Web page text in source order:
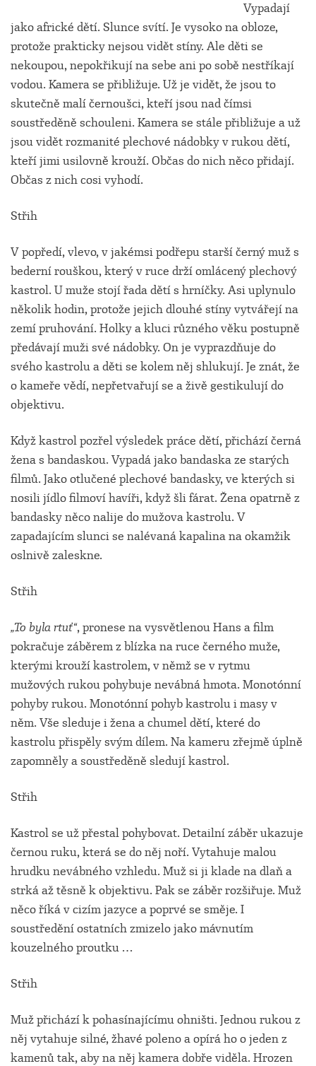
Vypadají
jako africké dětí. Slunce svítí. Je vysoko na obloze,
protože prakticky nejsou vidět stíny. Ale děti se
nekoupou, nepokřikují na sebe ani po sobě nestříkají
vodou. Kamera se přibližuje. Už je vidět, že jsou to
skutečně malí černoušci, kteří jsou nad čímsi
soustředěně schouleni. Kamera se stále přibližuje a už
jsou vidět rozmanité plechové nádobky v rukou dětí,
kteří jimi usilovně krouží. Občas do nich něco přidají.
Občas z nich cosi vyhodí.
Střih
V popředí, vlevo, v jakémsi podřepu starší černý muž s
bederní rouškou, který v ruce drží omlácený plechový
kastrol. U muže stojí řada dětí s hrníčky. Asi uplynulo
několik hodin, protože jejich dlouhé stíny vytvářejí na
zemí pruhování. Holky a kluci různého věku postupně
předávají muži své nádobky. On je vyprazdňuje do
svého kastrolu a děti se kolem něj shlukují. Je znát, že
o kameře vědí, nepřetvařují se a živě gestikulují do
objektivu.
Když kastrol pozřel výsledek práce dětí, přichází černá
žena s bandaskou. Vypadá jako bandaska ze starých
filmů. Jako otlučené plechové bandasky, ve kterých si
nosili jídlo filmoví havíři, když šli fárat. Žena opatrně z
bandasky něco nalije do mužova kastrolu. V
zapadajícím slunci se nalévaná kapalina na okamžik
oslnivě zaleskne.
Střih
„To byla rtuť“, pronese na vysvětlenou Hans a film
pokračuje záběrem z blízka na ruce černého muže,
kterými krouží kastrolem, v němž se v rytmu
mužových rukou pohybuje nevábná hmota. Monotónní
pohyby rukou. Monotónní pohyb kastrolu i masy v
něm. Vše sleduje i žena a chumel dětí, které do
kastrolu přispěly svým dílem. Na kameru zřejmě úplně
zapomněly a soustředěně sledují kastrol.
Střih
Kastrol se už přestal pohybovat. Detailní záběr ukazuje
černou ruku, která se do něj noří. Vytahuje malou
hrudku nevábného vzhledu. Muž si ji klade na dlaň a
strká až těsně k objektivu. Pak se záběr rozšiřuje. Muž
něco říká v cizím jazyce a poprvé se směje. I
soustředění ostatních zmizelo jako mávnutím
kouzelného proutku …
Střih
Muž přichází k pohasínajícímu ohništi. Jednou rukou z
něj vytahuje silné, žhavé poleno a opírá ho o jeden z
kamenů tak, aby na něj kamera dobře viděla. Hrozen